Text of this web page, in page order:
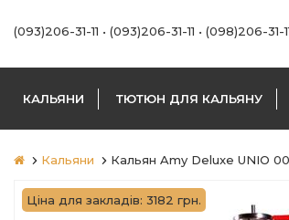
(093)206-31-11 • (093)206-31-11 • (098)206-31-
КАЛЬЯНИ ТЮТЮН ДЛЯ КАЛЬЯНУ
Кальяни Кальян Amy Deluxe UNIO
Ціна для закладів: 3182 грн.